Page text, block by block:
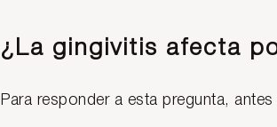
¿La gingivitis afecta
Para responder a esta pregunta,